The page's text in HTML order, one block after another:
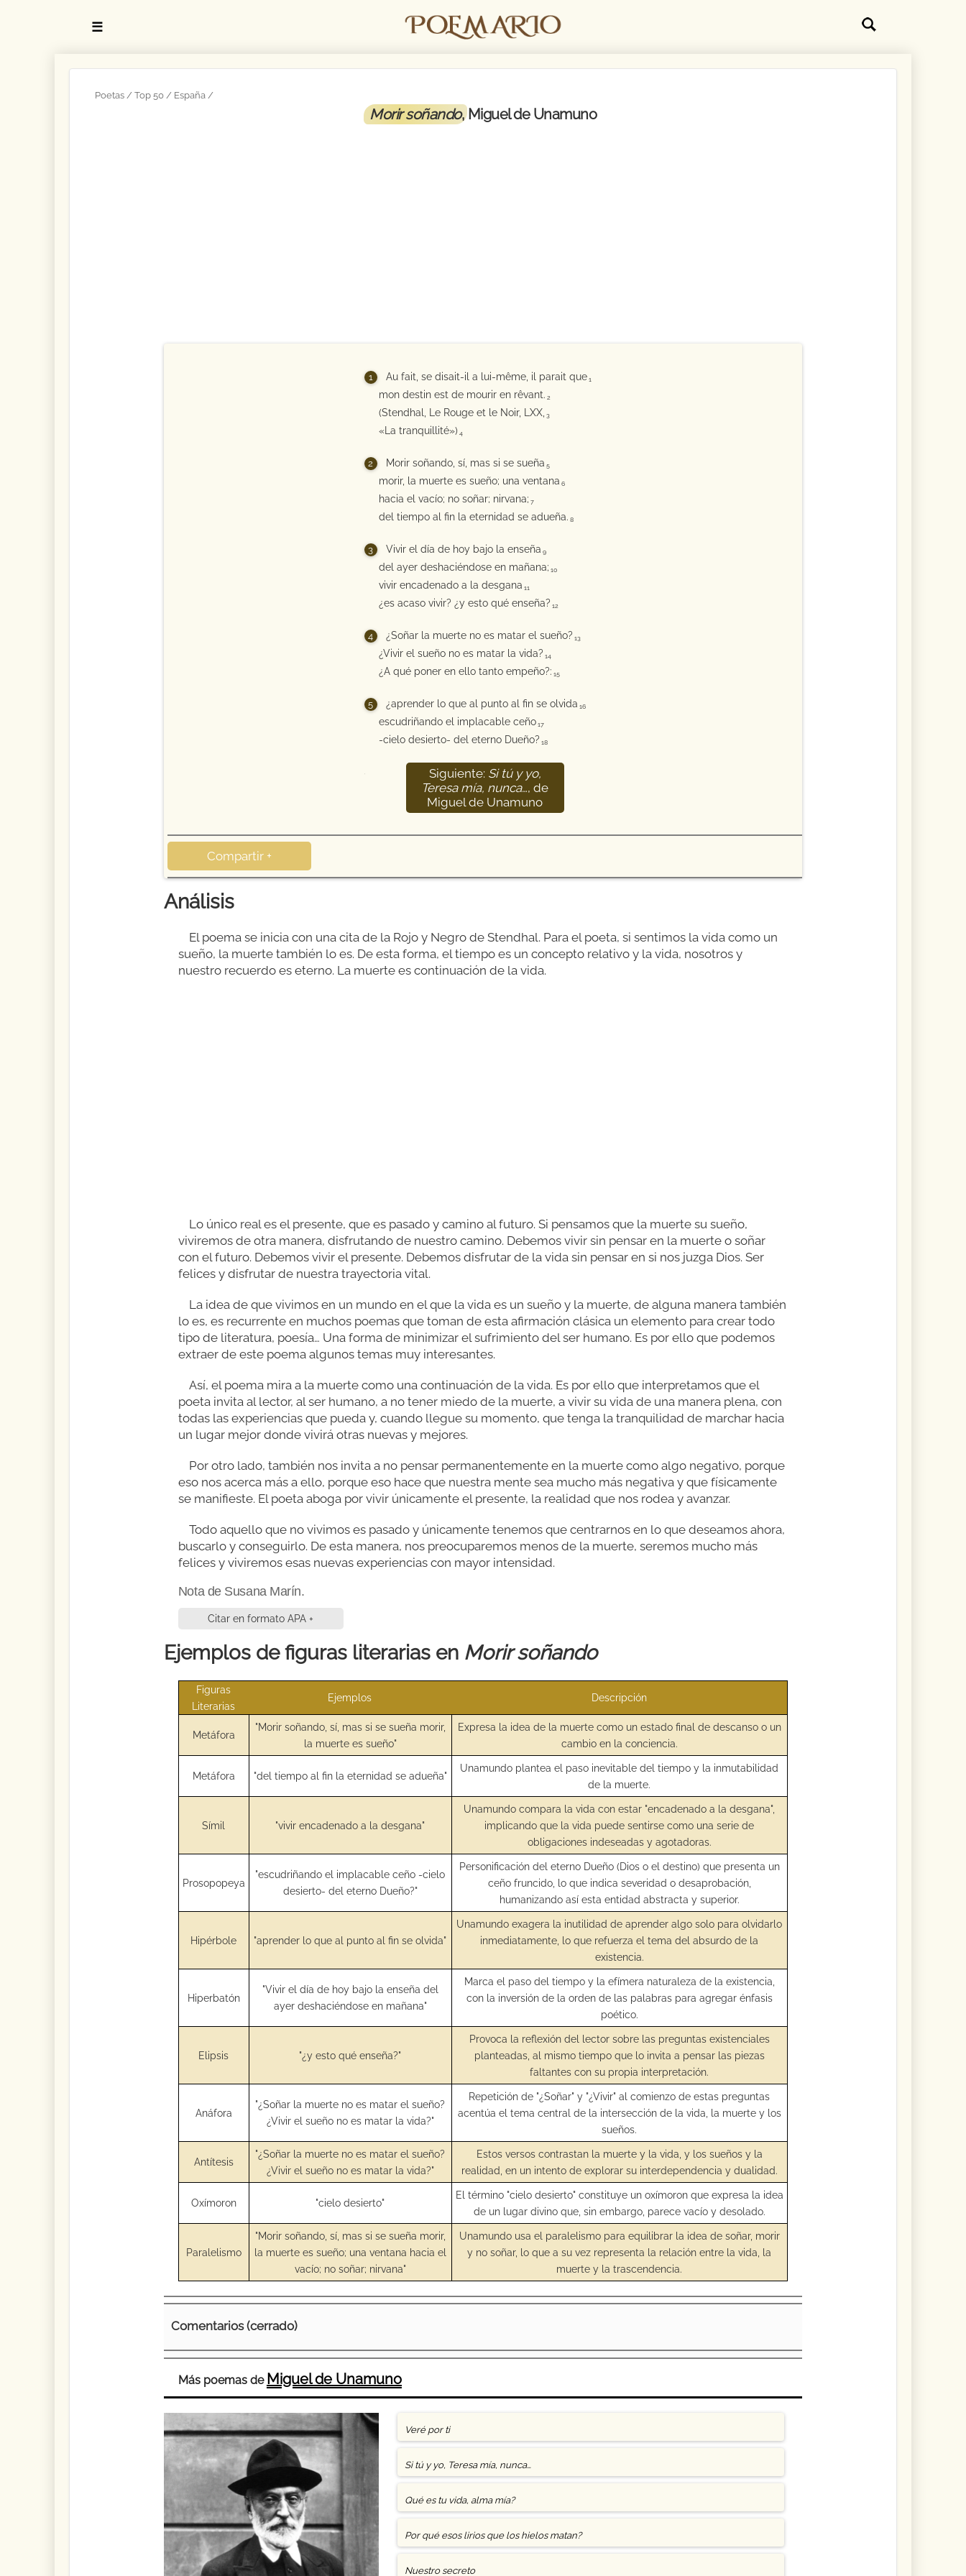
☰
Poetas Top 50 España
Morir soñando, Miguel de Unamuno
Au fait, se disait-il a lui-même, il parait que 1
mon destin est de mourir en rêvant. 2
(Stendhal, Le Rouge et le Noir, LXX, 3
«La tranquillité») 4
Morir soñando, sí, mas si se sueña 5
morir, la muerte es sueño; una ventana 6
hacia el vacío; no soñar; nirvana; 7
del tiempo al fin la eternidad se adueña. 8
Vivir el día de hoy bajo la enseña 9
del ayer deshaciéndose en mañana; 10
vivir encadenado a la desgana 11
¿es acaso vivir? ¿y esto qué enseña? 12
¿Soñar la muerte no es matar el sueño? 13
¿Vivir el sueño no es matar la vida? 14
¿A qué poner en ello tanto empeño?: 15
¿aprender lo que al punto al fin se olvida 16
escudriñando el implacable ceño 17
-cielo desierto- del eterno Dueño? 18
Siguiente: Si tú y yo,
Teresa mía, nunca…, de
Miguel de Unamuno
Compartir +
Análisis
El poema se inicia con una cita de la Rojo y Negro de Stendhal. Para el poeta, si sentimos la vida como un
sueño, la muerte también lo es. De esta forma, el tiempo es un concepto relativo y la vida, nosotros y
nuestro recuerdo es eterno. La muerte es continuación de la vida.
Lo único real es el presente, que es pasado y camino al futuro. Si pensamos que la muerte su sueño,
viviremos de otra manera, disfrutando de nuestro camino. Debemos vivir sin pensar en la muerte o soñar
con el futuro. Debemos vivir el presente. Debemos disfrutar de la vida sin pensar en si nos juzga Dios. Ser
felices y disfrutar de nuestra trayectoria vital.
La idea de que vivimos en un mundo en el que la vida es un sueño y la muerte, de alguna manera también
lo es, es recurrente en muchos poemas que toman de esta afirmación clásica un elemento para crear todo
tipo de literatura, poesía… Una forma de minimizar el sufrimiento del ser humano. Es por ello que podemos
extraer de este poema algunos temas muy interesantes.
Así, el poema mira a la muerte como una continuación de la vida. Es por ello que interpretamos que el
poeta invita al lector, al ser humano, a no tener miedo de la muerte, a vivir su vida de una manera plena, con
todas las experiencias que pueda y, cuando llegue su momento, que tenga la tranquilidad de marchar hacia
un lugar mejor donde vivirá otras nuevas y mejores.
Por otro lado, también nos invita a no pensar permanentemente en la muerte como algo negativo, porque
eso nos acerca más a ello, porque eso hace que nuestra mente sea mucho más negativa y que físicamente
se manifieste. El poeta aboga por vivir únicamente el presente, la realidad que nos rodea y avanzar.
Todo aquello que no vivimos es pasado y únicamente tenemos que centrarnos en lo que deseamos ahora,
buscarlo y conseguirlo. De esta manera, nos preocuparemos menos de la muerte, seremos mucho más
felices y viviremos esas nuevas experiencias con mayor intensidad.
Nota de Susana Marín.
Citar en formato APA +
Ejemplos de figuras literarias en Morir soñando
Figuras
Literarias
Ejemplos Descripción
Metáfora
"Morir soñando, sí, mas si se sueña morir,
la muerte es sueño"
Expresa la idea de la muerte como un estado final de descanso o un
cambio en la conciencia.
Metáfora "del tiempo al fin la eternidad se adueña"
Unamundo plantea el paso inevitable del tiempo y la inmutabilidad
de la muerte.
Símil "vivir encadenado a la desgana"
Unamundo compara la vida con estar "encadenado a la desgana",
implicando que la vida puede sentirse como una serie de
obligaciones indeseadas y agotadoras.
Prosopopeya
"escudriñando el implacable ceño -cielo
desierto- del eterno Dueño?"
Personificación del eterno Dueño (Dios o el destino) que presenta un
ceño fruncido, lo que indica severidad o desaprobación,
humanizando así esta entidad abstracta y superior.
Hipérbole "aprender lo que al punto al fin se olvida"
Unamundo exagera la inutilidad de aprender algo solo para olvidarlo
inmediatamente, lo que refuerza el tema del absurdo de la
existencia.
Hiperbatón
"Vivir el día de hoy bajo la enseña del
ayer deshaciéndose en mañana"
Marca el paso del tiempo y la efímera naturaleza de la existencia,
con la inversión de la orden de las palabras para agregar énfasis
poético.
Elipsis "¿y esto qué enseña?"
Provoca la reflexión del lector sobre las preguntas existenciales
planteadas, al mismo tiempo que lo invita a pensar las piezas
faltantes con su propia interpretación.
Anáfora
"¿Soñar la muerte no es matar el sueño?
¿Vivir el sueño no es matar la vida?"
Repetición de "¿Soñar" y "¿Vivir" al comienzo de estas preguntas
acentúa el tema central de la intersección de la vida, la muerte y los
sueños.
Antítesis
"¿Soñar la muerte no es matar el sueño?
¿Vivir el sueño no es matar la vida?"
Estos versos contrastan la muerte y la vida, y los sueños y la
realidad, en un intento de explorar su interdependencia y dualidad.
Oxímoron "cielo desierto"
El término "cielo desierto" constituye un oxímoron que expresa la idea
de un lugar divino que, sin embargo, parece vacío y desolado.
Paralelismo
"Morir soñando, sí, mas si se sueña morir,
la muerte es sueño; una ventana hacia el
vacío; no soñar; nirvana"
Unamundo usa el paralelismo para equilibrar la idea de soñar, morir
y no soñar, lo que a su vez representa la relación entre la vida, la
muerte y la trascendencia.
Comentarios (cerrado)
Más poemas de Miguel de Unamuno
Veré por ti
Si tú y yo, Teresa mía, nunca…
Qué es tu vida, alma mía?
Por qué esos lirios que los hielos matan?
Nuestro secreto